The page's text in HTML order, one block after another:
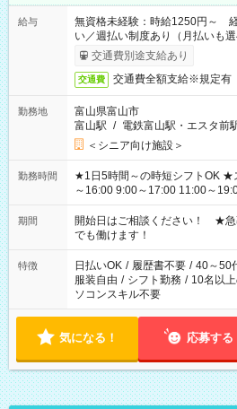
給与
無資格未経験：時給1250円～
い／週払い制度あり（月払いも
完了次第のお支払いとなります。
交通費別途支給あり
交通費 交通費全額支給※規定有
勤務地
富山県富山市
富山駅 / 電鉄富山駅・エスタ前
＜シニア向け施設＞
勤務時間
★1日5時間～の時短シフトOK ★スタート時間選べます！ 7:00
～16:00 9:00～17:00 11:00～19:00 な
の場合、他のお仕事と合わせ週
せん ※法令に基づき、週20時間
象となります ※労働者派遣法（
り、短時間・短期間の就業はご
期間
開始日はご相談ください！ ★
でも働けます！
特徴 日払いOK / 履歴書不要 / 40～50
服装自由 / シフト勤務 / 10名以
ソコンスキル不要
気になる！ 応募する